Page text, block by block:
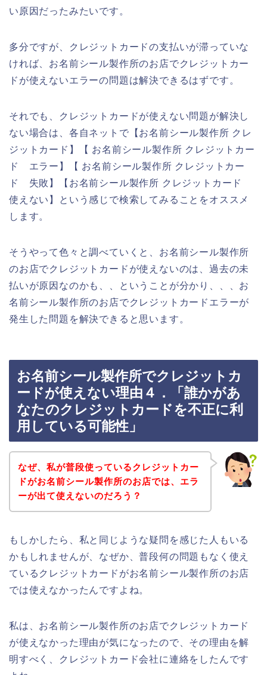
い原因だったみたいです。
多分ですが、クレジットカードの支払いが滞っていな
ければ、お名前シール製作所のお店でクレジットカー
ドが使えないエラーの問題は解決できるはずです。
それでも、クレジットカードが使えない問題が解決し
ない場合は、各自ネットで【お名前シール製作所 クレ
ジットカード】【 お名前シール製作所 クレジットカー
ド エラー】【 お名前シール製作所 クレジットカー
ド 失敗】【お名前シール製作所 クレジットカード
使えない】という感じで検索してみることをオススメ
します。
そうやって色々と調べていくと、お名前シール製作所
のお店でクレジットカードが使えないのは、過去の未
払いが原因なのかも、、ということが分かり、、、お
名前シール製作所のお店でクレジットカードエラーが
発生した問題を解決できると思います。
お名前シール製作所でクレジットカ
ードが使えない理由４．「誰かがあ
なたのクレジットカードを不正に利
用している可能性」
なぜ、私が普段使っているクレジットカー
ドがお名前シール製作所のお店では、エラ
ーが出て使えないのだろう？
もしかしたら、私と同じような疑問を感じた人もいる
かもしれませんが、なぜか、普段何の問題もなく使え
ているクレジットカードがお名前シール製作所のお店
では使えなかったんですよね。
私は、お名前シール製作所のお店でクレジットカード
が使えなかった理由が気になったので、その理由を解
明すべく、クレジットカード会社に連絡をしたんです